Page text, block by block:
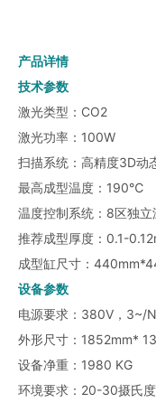
产品详情
技术参数
激光类型：CO2
激光功率：100W
扫描系统：高精度3D动
最高成型温度：190℃
温度控制系统：8区独立
推荐成型厚度：0.1-
成型缸尺寸：
设备参数
电源要求：380V，3~/
外形尺寸：1852mm*
设备净重：1980 KG
环境要求：20-30摄氏